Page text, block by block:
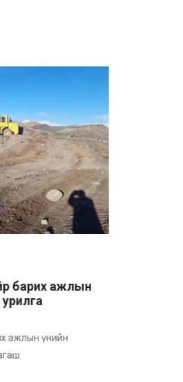
барих ажлын
ажлын үнийн